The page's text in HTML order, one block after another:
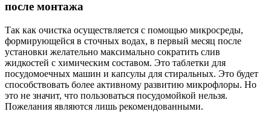
после монтажа
Так как очистка осуществляется с помощью микросреды,
формирующейся в сточных водах, в первый месяц после
установки желательно максимально сократить слив
жидкостей с химическим составом. Это таблетки для
посудомоечных машин и капсулы для стиральных. Это будет
способствовать более активному развитию микрофлоры. Но
это не значит, что пользоваться посудомойкой нельзя.
Пожелания являются лишь рекомендованными.